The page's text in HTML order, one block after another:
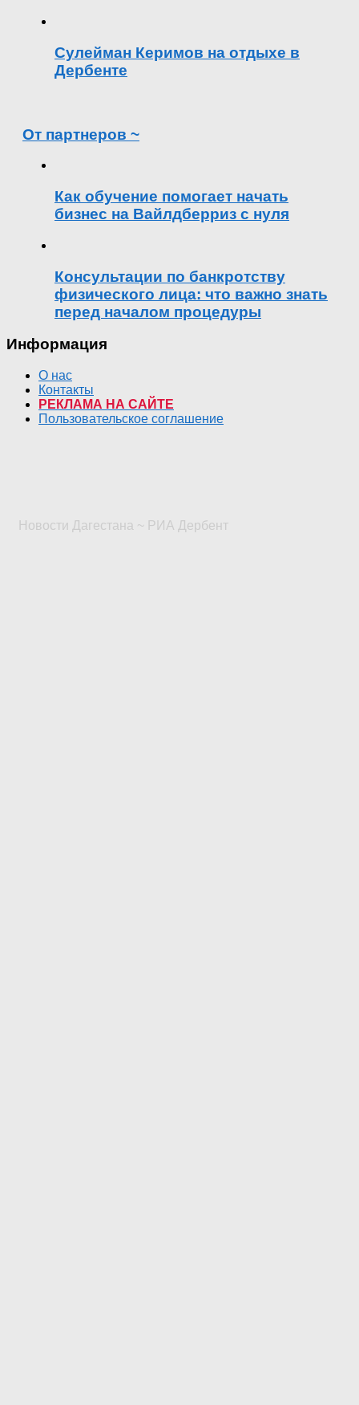
Сулейман Керимов на отдыхе в
Дербенте
От партнеров ~
Как обучение помогает начать
бизнес на Вайлдберриз с нуля
Консультации по банкротству
физического лица: что важно знать
перед началом процедуры
Информация
О нас
Контакты
РЕКЛАМА НА САЙТЕ
Пользовательское соглашение
Новости Дагестана ~ РИА Дербент